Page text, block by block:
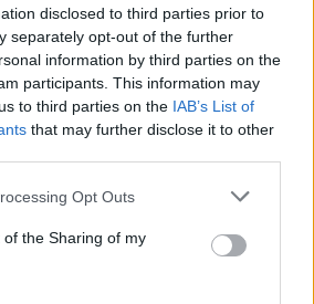
disclosed to third parties prior to
separately opt-out of the further
information by third parties on the
participants. This information may
to third parties on the IAB’s List of
that may further disclose it to other
Opt Outs
the Sharing of my